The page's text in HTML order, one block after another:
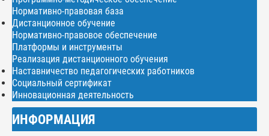
Нормативно-правовая база
Дистанционное обучение
Нормативно-правовое обеспечение
Платформы и инструменты
Реализация дистанционного обучения
Наставничество педагогических работников
Социальный сертификат
Инновационная деятельность
ИНФОРМАЦИЯ